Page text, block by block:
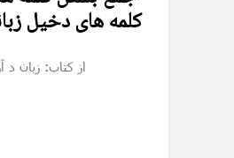
کلمه های دخیل
از کتاب: زبان د